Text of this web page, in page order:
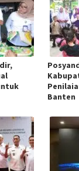
Banten